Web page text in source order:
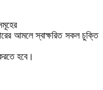
আমলে স্বাক্ষরিত সকল চুক্তি
হবে।